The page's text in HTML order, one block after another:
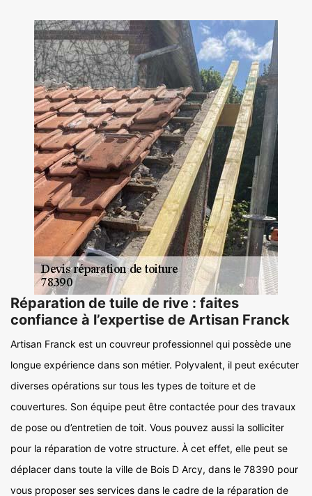
Réparation de tuile de rive : faites
confiance à l’expertise de Artisan Franck
Artisan Franck est un couvreur professionnel qui possède une
longue expérience dans son métier. Polyvalent, il peut exécuter
diverses opérations sur tous les types de toiture et de
couvertures. Son équipe peut être contactée pour des travaux
de pose ou d’entretien de toit. Vous pouvez aussi la solliciter
pour la réparation de votre structure. À cet effet, elle peut se
déplacer dans toute la ville de Bois D Arcy, dans le 78390 pour
vous proposer ses services dans le cadre de la réparation de